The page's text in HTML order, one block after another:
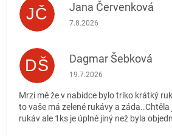
JČ Jana Červenková
Hodnocení obchodu je 5 z 5
7.8.2026
DŠ Dagmar Šebková
Hodnocení obchodu je 4 z 5
19.7.2026
Mrzí mě že v nabídce bylo triko krátký
to vaše má zelené rukávy a
rukáv ale 1ks je úplně jiný než byla